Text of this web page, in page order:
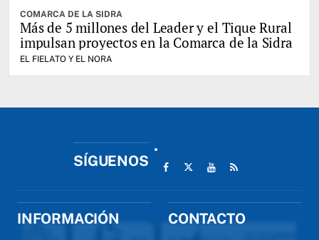
COMARCA DE LA SIDRA
Más de 5 millones del Leader y el Tique Rural
impulsan proyectos en la Comarca de la Sidra
EL FIELATO Y EL NORA
SÍGUENOS
INFORMACIÓN CONTACTO